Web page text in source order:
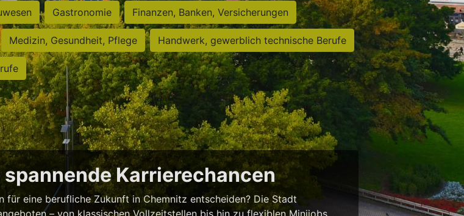
Gastronomie Finanzen, Banken, Versicherungen
Medizin, Gesundheit, Pflege Handwerk, gewerblich technische Berufe
Karrierechancen
für eine berufliche Zukunft in Chemnitz entscheiden? Die Stadt